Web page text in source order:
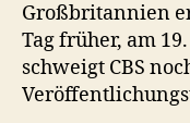
Großbritannien
Tag früher, am
schweigt CBS